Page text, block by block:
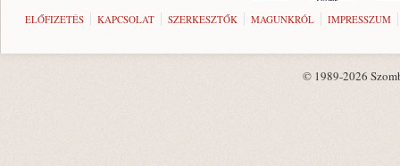
ELŐFIZETÉS KAPCSOLAT SZERKESZTŐK MAGUNKRÓL IMPRESSZUM
© 1989-2026